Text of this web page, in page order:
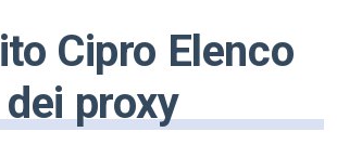
Cipro Elenco
dei proxy